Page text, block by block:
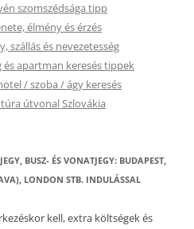
szomszédsága tipp
élmény és érzés
szállás és nevezetesség
és apartman keresés tippek
/ szoba / ágy keresés
útvonal Szlovákia
BUSZ- ÉS VONATJEGY: BUDAPEST,
LONDON STB. INDULÁSSAL
kell, extra költségek és